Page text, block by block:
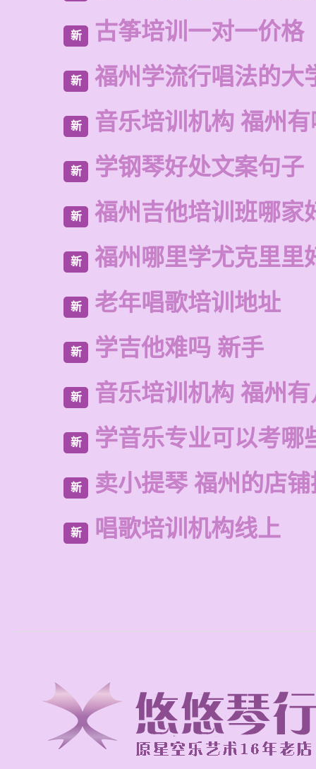
新 古筝培训一对一价格
新 福州学流行唱法的大
新 音乐培训机构 福州
新 学钢琴好处文案句子
新 福州吉他培训班哪家
新 福州哪里学尤克里里
新 老年唱歌培训地址
新 学吉他难吗 新手
新 音乐培训机构 福州
新 学音乐专业可以考哪
新 卖小提琴 福州的店
新 唱歌培训机构线上